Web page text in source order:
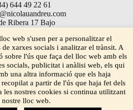
644 49 22 61
Ribera 17 Bajo
web s'usen per a personalitzar el
xarxes socials i analitzar el trànsit. A
sobre l'ús que faça del lloc web amb els
socials, publicitat i anàlisi web, els qui
una altra informació que els haja
a partir de l'ús que haja fet dels
les nostres cookies si continua utilitzant
nostre lloc web.